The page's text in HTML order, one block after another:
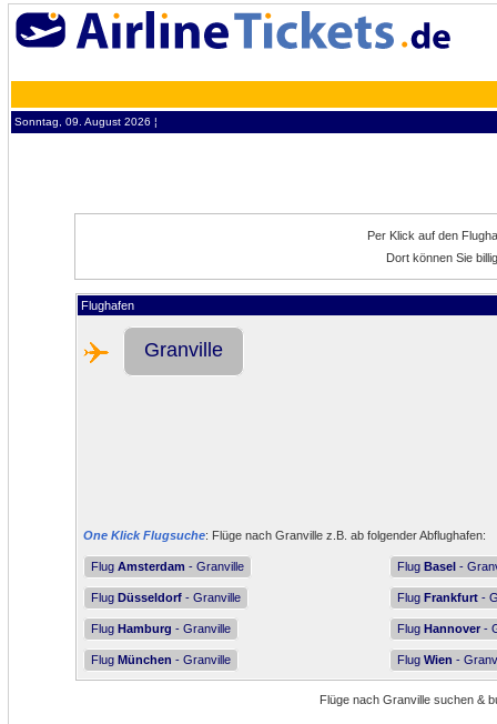
Sonntag, 09. August 2026 ¦
Per Klick auf den
Dort können Sie
Flughafen
Granville
One Klick Flugsuche: Flüge nach Granville z.B. ab folgender Abflughafen:
Flug Amsterdam - Granville Flug Basel -
Flug Düsseldorf - Granville Flug Frankfurt -
Flug Hamburg - Granville Flug Hannover -
Flug München - Granville Flug Wien -